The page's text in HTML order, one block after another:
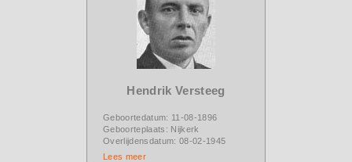
Hendrik Versteeg
Geboortedatum: 11-08-1896
Geboorteplaats: Nijkerk
Overlijdensdatum: 08-02-1945
Lees meer